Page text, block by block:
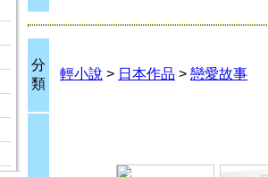
分
類
輕小說 > 日本作品 > 戀愛故事